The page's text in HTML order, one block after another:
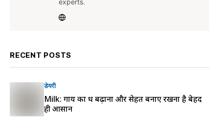
RECENT POSTS
डेयरी
Milk: गाय का दूध बढ़ाना और सेहत बनाए रखना है बेहद
ही आसान